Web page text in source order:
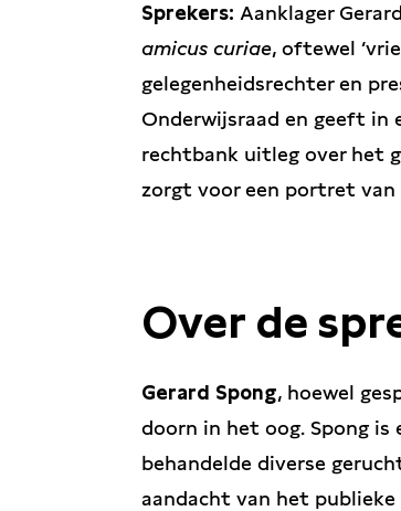
Sprekers: Aanklager
amicus curiae, oftewel
gelegenheidsrechter en
Onderwijsraad en geeft in
rechtbank uitleg over het
zorgt voor een portret van
Over de
Gerard Spong, hoewel
doorn in het oog. Spong is
behandelde diverse
aandacht van het publieke